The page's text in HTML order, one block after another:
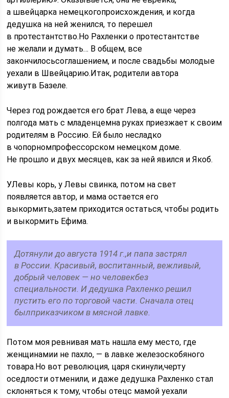
а швейцарка немецкогопроисхождения, и когда
дедушка на ней женился, то перешел
в протестантство.Но Рахленки о протестантстве
не желали и думать… В общем, все
закончилосьсоглашением, и после свадьбы молодые
уехали в Швейцарию.Итак, родители автора
живутв Базеле.
Через год рождается его брат Лева, а еще через
полгода мать с младенцемна руках приезжает к своим
родителям в Россию. Ей было несладко
в чопорномпрофессорском немецком доме.
Не прошло и двух месяцев, как за ней явился и Якоб.
УЛевы корь, у Левы свинка, потом на свет
появляется автор, и мама остается его
выкормить,затем приходится остаться, чтобы родить
и выкормить Ефима.
Дотянули до августа 1914 г.,и папа застрял
в России. Красивый, воспитанный, вежливый,
добрый человек — но человекбез
специальности. И дедушка Рахленко решил
пустить его по торговой части. Сначала отец
былприказчиком в мясной лавке.
Потом моя ревнивая мать нашла ему место, где
женщинамии не пахло, — в лавке железоскобяного
товара.Но вот революция, царя скинули,черту
оседлости отменили, и даже дедушка Рахленко стал
склоняться к тому, чтобы отецс мамой уехали